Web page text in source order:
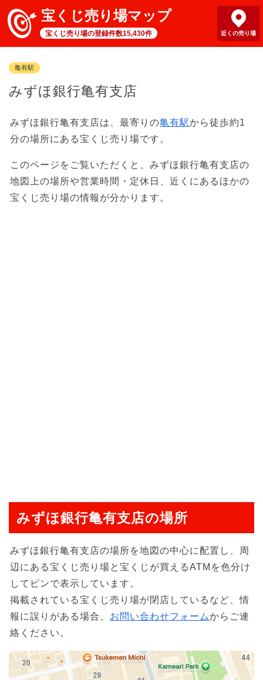
宝くじ売り場マップ
宝くじ売り場の登録件数15,430件 近くの売り場
亀有駅
みずほ銀行亀有支店
みずほ銀行亀有支店は、最寄りの亀有駅から徒歩約1
分の場所にある宝くじ売り場です。
このページをご覧いただくと、みずほ銀行亀有支店の
地図上の場所や営業時間・定休日、近くにあるほかの
宝くじ売り場の情報が分かります。
みずほ銀行亀有支店の場所
みずほ銀行亀有支店の場所を地図の中心に配置し、周
辺にある宝くじ売り場と宝くじが買えるATMを色分け
してピンで表示しています。
掲載されている宝くじ売り場が閉店しているなど、情
報に誤りがある場合、 お問い合わせフォームからご連
絡ください。